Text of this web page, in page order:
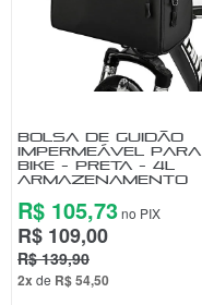
BOLSA DE GUIDÃO
IMPERMEÁVEL PARA
BIKE - PRETA - 4L
ARMAZENAMENTO
R$ 105,73no PIX
R$ 109,00
R$ 139,90
2x de R$ 54,50